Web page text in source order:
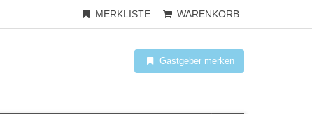
MERKLISTE WARENKORB
Gastgeber merken